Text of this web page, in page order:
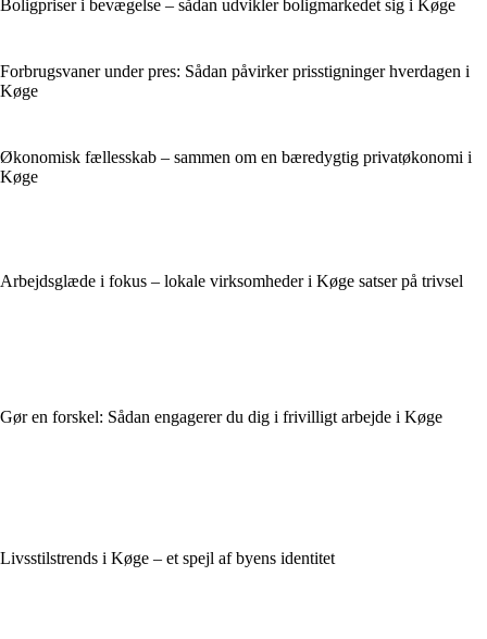
Boligpriser i bevægelse – sådan udvikler boligmarkedet sig i Køge
Forbrugsvaner under pres: Sådan påvirker prisstigninger hverdagen i
Køge
Økonomisk fællesskab – sammen om en bæredygtig privatøkonomi i
Køge
Arbejdsglæde i fokus – lokale virksomheder i Køge satser på trivsel
Gør en forskel: Sådan engagerer du dig i frivilligt arbejde i Køge
Livsstilstrends i Køge – et spejl af byens identitet